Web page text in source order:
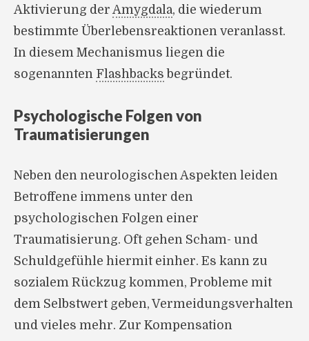
Aktivierung der Amygdala, die wiederum
bestimmte Überlebensreaktionen veranlasst.
In diesem Mechanismus liegen die
sogenannten Flashbacks begründet.
Psychologische Folgen von
Traumatisierungen
Neben den neurologischen Aspekten leiden
Betroffene immens unter den
psychologischen Folgen einer
Traumatisierung. Oft gehen Scham- und
Schuldgefühle hiermit einher. Es kann zu
sozialem Rückzug kommen, Probleme mit
dem Selbstwert geben, Vermeidungsverhalten
und vieles mehr. Zur Kompensation